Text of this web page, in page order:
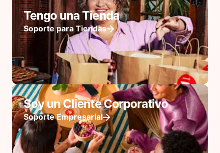
Tengo una Tienda
Soporte para Tiendas
Soy un Cliente Corporativo
Soporte Empresarial